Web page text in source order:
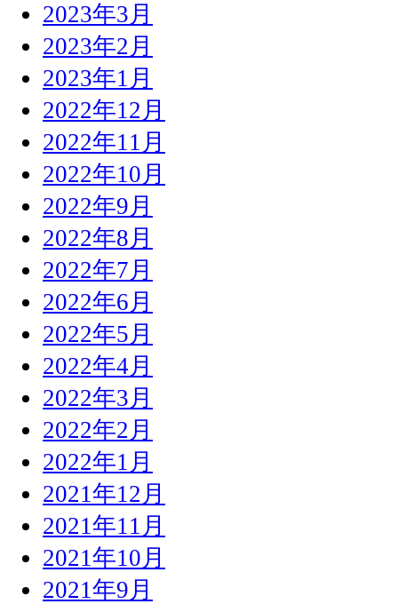
2023年3月
2023年2月
2023年1月
2022年12月
2022年11月
2022年10月
2022年9月
2022年8月
2022年7月
2022年6月
2022年5月
2022年4月
2022年3月
2022年2月
2022年1月
2021年12月
2021年11月
2021年10月
2021年9月